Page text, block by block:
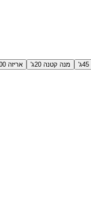
מנה קטנה 20ג' אריזה 100ג'